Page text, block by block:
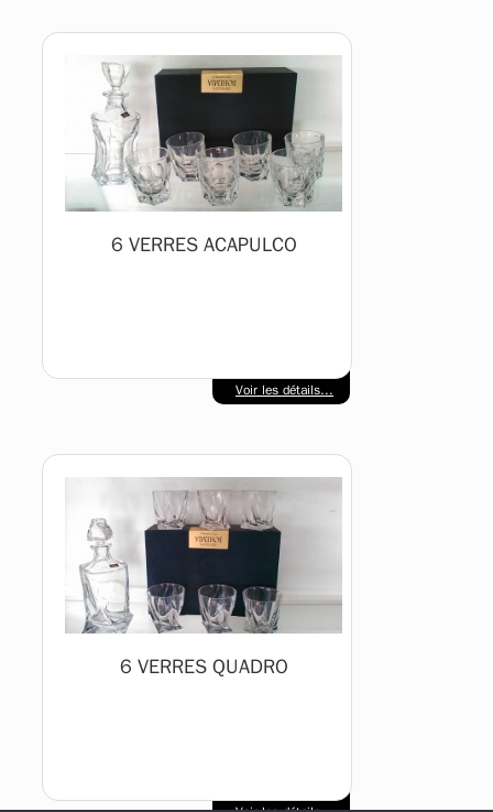
6 VERRES ACAPULCO
Voir les détails...
6 VERRES QUADRO